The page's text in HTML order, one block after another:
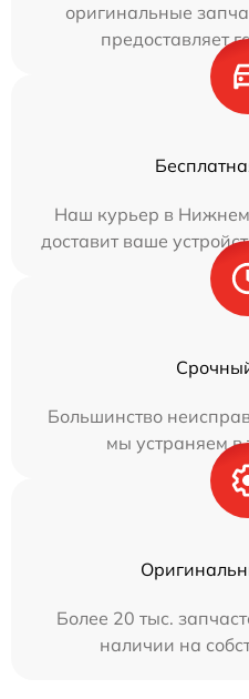
оригинальные
предоставляет
Наш курьер в Нижнем
доставит ваше
Большинство
мы устраняем в
Более 20 тыс.
наличии на